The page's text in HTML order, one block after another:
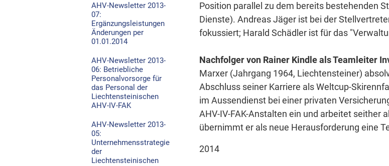
AHV-Newsletter 2013-
07:
Ergänzungsleistungen
Änderungen per
01.01.2014
AHV-Newsletter 2013-
06: Betriebliche
Personalvorsorge für
das Personal der
Liechtensteinischen
AHV-IV-FAK
AHV-Newsletter 2013-
05:
Unternehmensstrategie
der
Liechtensteinischen
Position parallel zu dem bereits bestehenden
Dienste). Andreas Jäger ist bei der
fokussiert; Harald Schädler ist für das
Nachfolger von Rainer Kindle als Teamleiter
Marxer (Jahrgang 1964, Liechtensteiner)
Abschluss seiner Karriere als Weltcup-
im Aussendienst bei einer privaten
AHV-IV-FAK-Anstalten ein und arbeitet seither
übernimmt er als neue Herausforderung eine
2014